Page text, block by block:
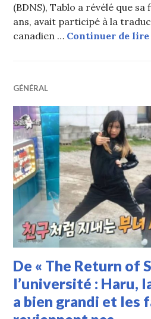
(BDNS), Tablo a révélé que sa
ans, avait participé à la
canadien … Continuer de lire
GÉNÉRAL
De « The Return of
l’université : Haru,
a bien grandi et les